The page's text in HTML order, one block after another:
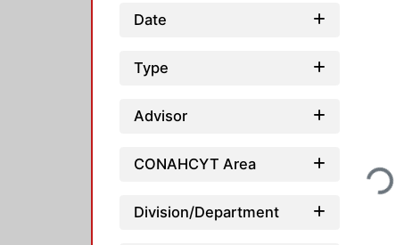
Date
Type
Advisor
CONAHCYT Area
Division/Department
Loading...